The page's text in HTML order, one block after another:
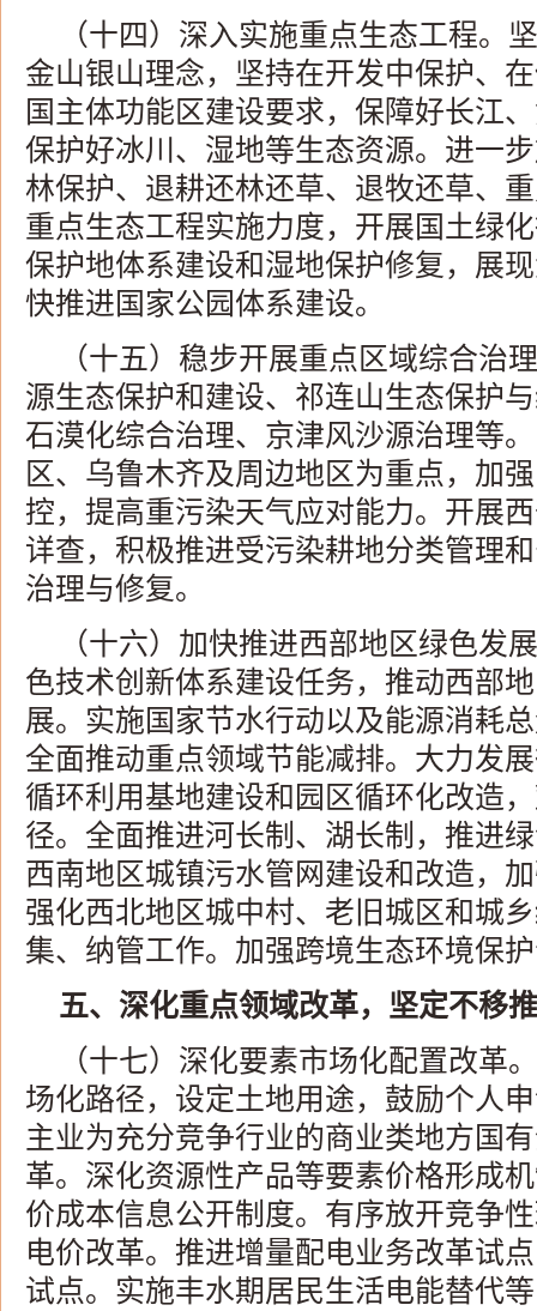
（十四）深入实施重点生态工程。
金山银山理念，坚持在开发中保护、
国主体功能区建设要求，保障好长江
保护好冰川、湿地等生态资源。进一
林保护、退耕还林还草、退牧还草、
重点生态工程实施力度，开展国土绿
保护地体系建设和湿地保护修复，展
快推进国家公园体系建设。
（十五）稳步开展重点区域综合治
源生态保护和建设、祁连山生态保护
石漠化综合治理、京津风沙源治理等
区、乌鲁木齐及周边地区为重点，加
控，提高重污染天气应对能力。开展
详查，积极推进受污染耕地分类管理
治理与修复。
（十六）加快推进西部地区绿色发
色技术创新体系建设任务，推动西部
展。实施国家节水行动以及能源消耗
全面推动重点领域节能减排。大力发
循环利用基地建设和园区循环化改造
径。全面推进河长制、湖长制，推进
西南地区城镇污水管网建设和改造，
强化西北地区城中村、老旧城区和城
集、纳管工作。加强跨境生态环境保
五、深化重点领域改革，坚定不移
（十七）深化要素市场化配置改革
场化路径，设定土地用途，鼓励个人
主业为充分竞争行业的商业类地方国
革。深化资源性产品等要素价格形成
价成本信息公开制度。有序放开竞争
电价改革。推进增量配电业务改革试
试点。实施丰水期居民生活电能替代